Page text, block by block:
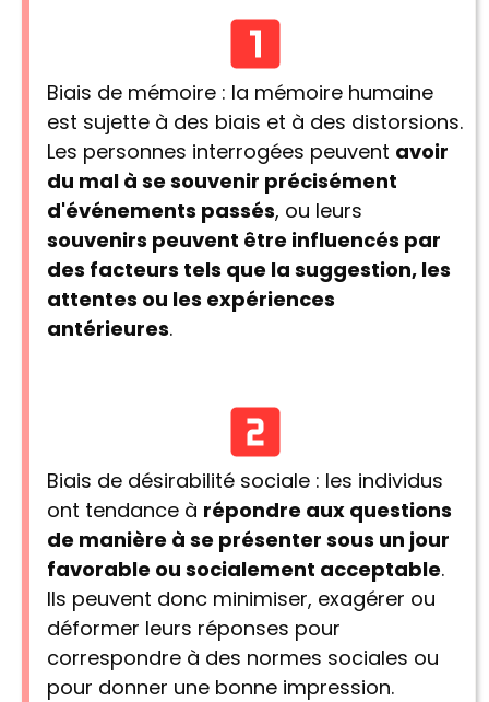
Biais de mémoire : la mémoire humaine
est sujette à des biais et à des distorsions.
Les personnes interrogées peuvent avoir
du mal à se souvenir précisément
d'événements passés, ou leurs
souvenirs peuvent être influencés par
des facteurs tels que la suggestion, les
attentes ou les expériences
antérieures.
Biais de désirabilité sociale : les individus
ont tendance à répondre aux questions
de manière à se présenter sous un jour
favorable ou socialement acceptable.
Ils peuvent donc minimiser, exagérer ou
déformer leurs réponses pour
correspondre à des normes sociales ou
pour donner une bonne impression.